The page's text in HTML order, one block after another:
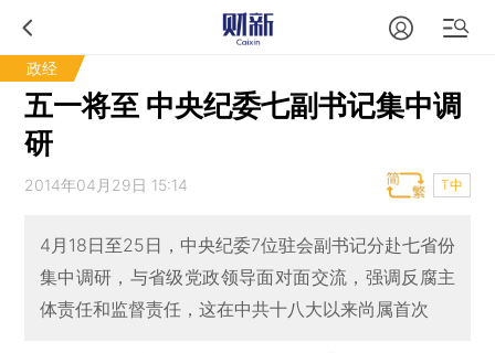
政经
五一将至 中央纪委七副书记集中调
研
2014年04月29日 15:14 T中
4月18日至25日，中央纪委7位驻会副书记分赴七省份
集中调研，与省级党政领导面对面交流，强调反腐主
体责任和监督责任，这在中共十八大以来尚属首次